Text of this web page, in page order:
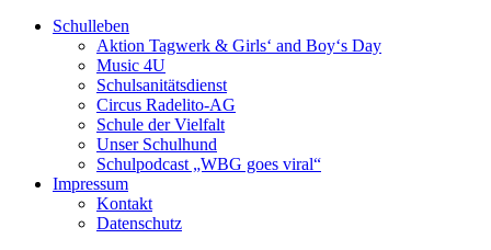
Schulleben
Aktion Tagwerk & Girls‘ and Boy‘s Day
Music 4U
Schulsanitätsdienst
Circus Radelito-AG
Schule der Vielfalt
Unser Schulhund
Schulpodcast „WBG goes viral“
Impressum
Kontakt
Datenschutz